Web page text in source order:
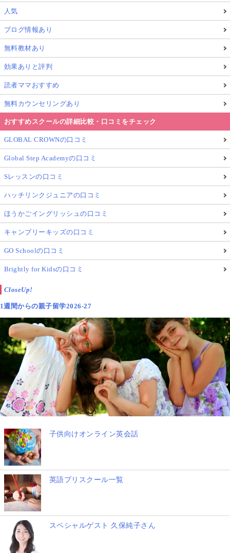
人気
ブログ情報あり
無料教材あり
効果ありと評判
読者ママおすすめ
無料カウンセリングあり
おすすめスクールの詳細比較・口コミをチェック
GLOBAL CROWNの口コミ
Global Step Academyの口コミ
Sレッスンの口コミ
ハッチリンクジュニアの口コミ
ほうかごイングリッシュの口コミ
キャンブリーキッズの口コミ
GO Schoolの口コミ
Brightly for Kidsの口コミ
CloseUp!
1週間からの親子留学2026-27
子供向けオンライン英会話
英語プリスクール一覧
スペシャルゲスト 久保純子さん